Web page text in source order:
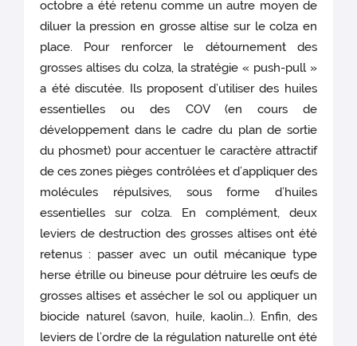
octobre a été retenu comme un autre moyen de
diluer la pression en grosse altise sur le colza en
place. Pour renforcer le détournement des
grosses altises du colza, la stratégie « push-pull »
a été discutée. Ils proposent d’utiliser des huiles
essentielles ou des COV (en cours de
développement dans le cadre du plan de sortie
du phosmet) pour accentuer le caractère attractif
de ces zones pièges contrôlées et d’appliquer des
molécules répulsives, sous forme d’huiles
essentielles sur colza. En complément, deux
leviers de destruction des grosses altises ont été
retenus : passer avec un outil mécanique type
herse étrille ou bineuse pour détruire les œufs de
grosses altises et assécher le sol ou appliquer un
biocide naturel (savon, huile, kaolin…). Enfin, des
leviers de l’ordre de la régulation naturelle ont été